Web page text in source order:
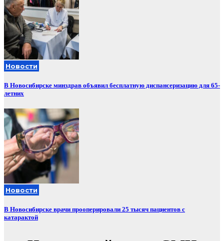
Новости
В Новосибирске минздрав объявил бесплатную диспансеризацию для 65-
летних
Новости
В Новосибирске врачи прооперировали 25 тысяч пациентов с
катарактой